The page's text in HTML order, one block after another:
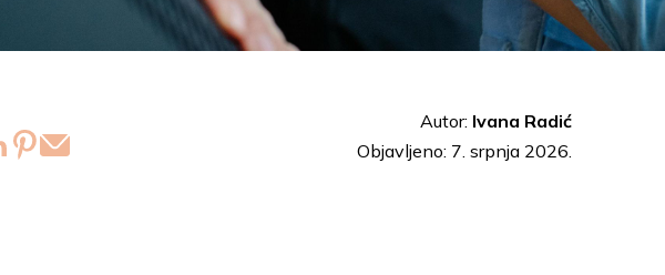
Autor: Ivana Radić
Objavljeno: 7. srpnja 2026.